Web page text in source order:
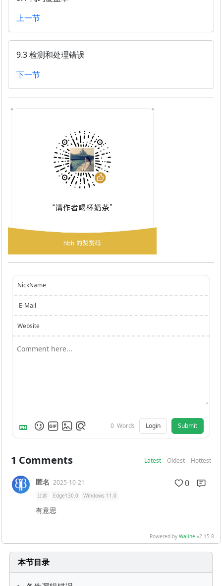
上一节
9.3 检测和处理错误
下一节
NickName
E-Mail
Website
0 Words Login Submit
1 Comments Latest Oldest Hottest
匿名 2025-10-21 0
江苏 Edge130.0 Windows 11.0
有意思
Powered by Waline v2.15.8
本节目录